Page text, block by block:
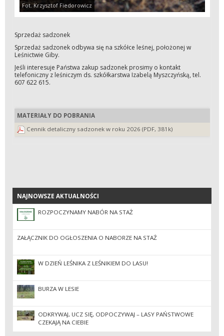
Fot. Krzysztof Fiedorowicz
Sprzedaż sadzonek
Sprzedaż sadzonek odbywa się na szkółce leśnej, położonej w
Leśnictwie Giby.
Jeśli interesuje Państwa zakup sadzonek prosimy o kontakt
telefoniczny z leśniczym ds. szkółkarstwa Izabelą Myszczyńską, tel.
607 622 615.
MATERIAŁY DO POBRANIA
Cennik detaliczny sadzonek w roku 2026 (PDF, 381k)
NAJNOWSZE AKTUALNOŚCI
NAJNOWSZE AKTUALNOŚCI
ROZPOCZYNAMY NABÓR NA STAŻ
ZAŁĄCZNIK DO OGŁOSZENIA O NABORZE NA STAŻ
W DZIEŃ LEŚNIKA Z LEŚNIKIEM DO LASU!
BURZA W LESIE
ODKRYWAJ, UCZ SIĘ, ODPOCZYWAJ – LASY PAŃSTWOWE
CZEKAJĄ NA CIEBIE